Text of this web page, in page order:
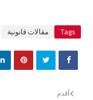
Tags مقالات قانونية
أقدم